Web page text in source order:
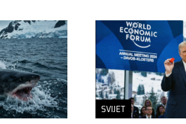
SVIJET